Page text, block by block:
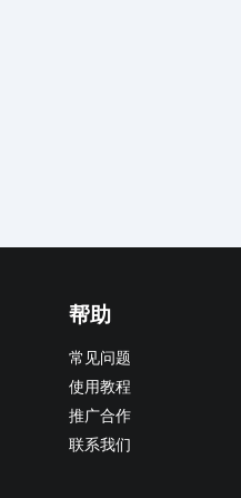
帮助
常见问题
使用教程
推广合作
联系我们